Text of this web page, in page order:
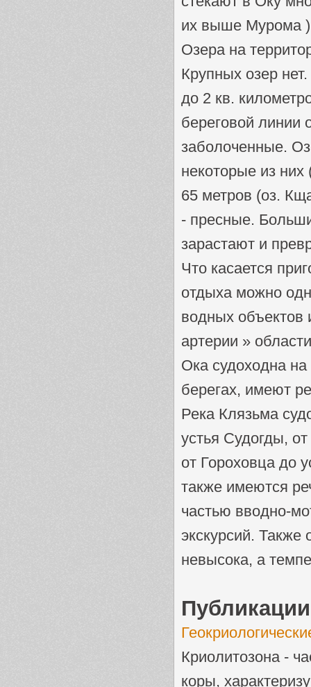
их выше Мурома
Озера на
Крупных озер
до 2 кв.
береговой линии
заболоченные.
некоторые из
65 метров (оз.
- пресные.
зарастают и
Что касается
отдыха можно
водных
артерии »
Ока судоходна
берегах, имеют
Река Клязьма
устья Судогды,
от Гороховца до
также имеются
частью вводно-
экскурсий. Также
невысока, а
Криолитозона -
коры,